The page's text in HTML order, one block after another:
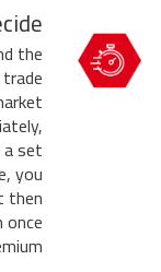
the
set
you
then